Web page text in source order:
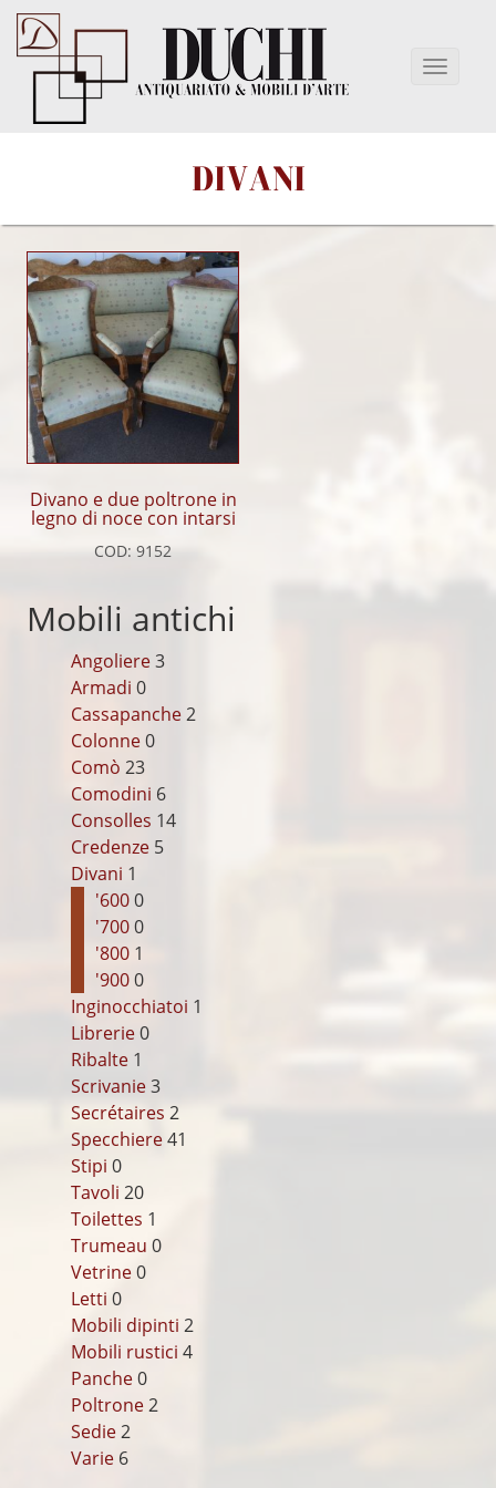
DIVANI
Divano e due poltrone in
legno di noce con intarsi
COD: 9152
Mobili antichi
Angoliere3
Armadi 0
Cassapanche2
Colonne0
Comò 23
Comodini 6
Consolles 14
Credenze 5
Divani 1
'6000
'7000
'800 1
'9000
Inginocchiatoi 1
Librerie0
Ribalte 1
Scrivanie3
Secrétaires 2
Specchiere41
Stipi 0
Tavoli 20
Toilettes 1
Trumeau 0
Vetrine0
Letti 0
Mobili dipinti 2
Mobili rustici 4
Panche0
Poltrone2
Sedie2
Varie 6